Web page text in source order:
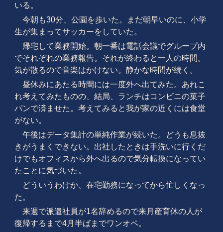
いる。
今朝も30分、公園を歩いた。まだ朝早いのに、小学
生が集まってサッカーをしていた。
帰宅して業務開始。朝一番は電話会議でグループ内
でそれぞれの業務報告。それが終わると一人の時間。
気が散るので音楽はかけない。静かな時間が続く。
昼休みにあたる時間には一度外へ出てみた。あれこ
れ考えてみたものの、結局、ランチはコンビニの菓子
パンで済ませた。考えてみると我が家の近くには食堂
がない。
午後はデータ集計の単純作業が続いた。どうも息抜
きがうまくできない。出社したときは手洗いに行くだ
けでもオフィスから外へ出るので気分転換になってい
たことに気づいた。
どういうわけか、在宅勤務になってから忙しくなっ
た。
来週で派遣社員が1名辞めるので来月産育休の人が
復帰するまで4月半ばまでワンオペ。